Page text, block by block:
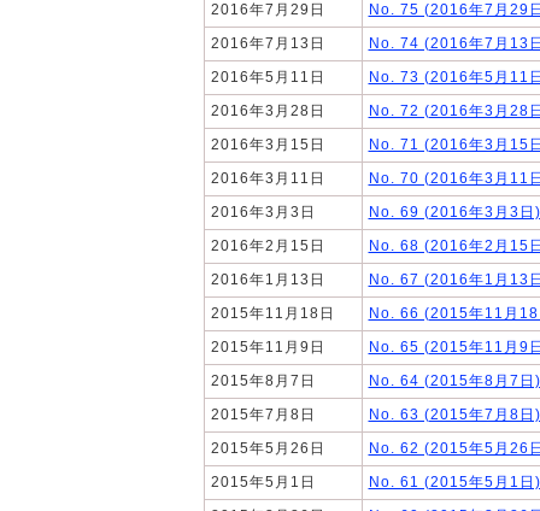
2016年7月29日
No. 75 (2016年7月29
2016年7月13日
No. 74 (2016年7月13
2016年5月11日
No. 73 (2016年5月11
2016年3月28日
No. 72 (2016年3月28
2016年3月15日
No. 71 (2016年3月15
2016年3月11日
No. 70 (2016年3月11
2016年3月3日
No. 69 (2016年3月3日
2016年2月15日
No. 68 (2016年2月15
2016年1月13日
No. 67 (2016年1月13
2015年11月18日
No. 66 (2015年11月18
2015年11月9日
No. 65 (2015年11月9
2015年8月7日
No. 64 (2015年8月7日
2015年7月8日
No. 63 (2015年7月8日
2015年5月26日
No. 62 (2015年5月26
2015年5月1日
No. 61 (2015年5月1日